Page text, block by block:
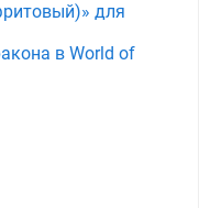
для
в World of